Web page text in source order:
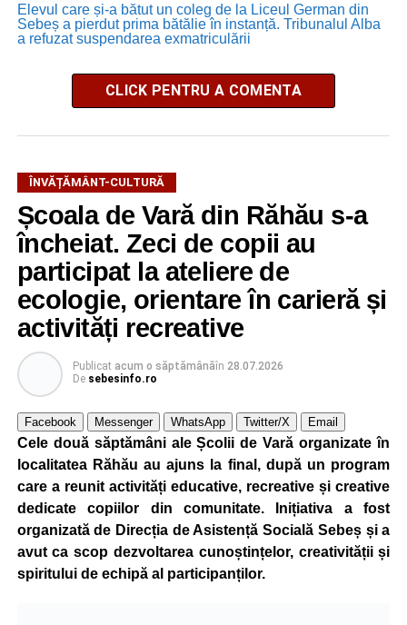
Elevul care și-a bătut un coleg de la Liceul German din
Sebeș a pierdut prima bătălie în instanță. Tribunalul Alba
a refuzat suspendarea exmatriculării
CLICK PENTRU A COMENTA
ÎNVĂȚĂMÂNT-CULTURĂ
Școala de Vară din Răhău s-a
încheiat. Zeci de copii au
participat la ateliere de
ecologie, orientare în carieră și
activități recreative
Publicat acum o săptămânăîn 28.07.2026
De sebesinfo.ro
Facebook Messenger WhatsApp Twitter/X Email
Cele două săptămâni ale Școlii de Vară organizate în
localitatea Răhău au ajuns la final, după un program
care a reunit activități educative, recreative și creative
dedicate copiilor din comunitate. Inițiativa a fost
organizată de Direcția de Asistență Socială Sebeș și a
avut ca scop dezvoltarea cunoștințelor, creativității și
spiritului de echipă al participanților.